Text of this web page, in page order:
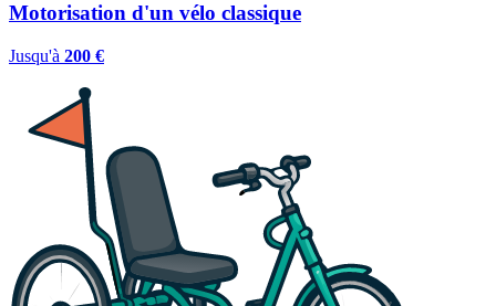
Motorisation d'un vélo classique
Jusqu'à 200 €